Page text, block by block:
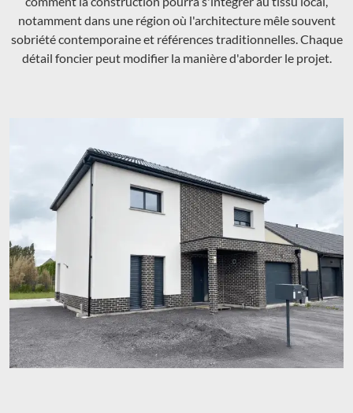
notamment dans une région où l'architecture mêle souvent
sobriété contemporaine et références traditionnelles. Chaque
détail foncier peut modifier la manière d'aborder le projet.